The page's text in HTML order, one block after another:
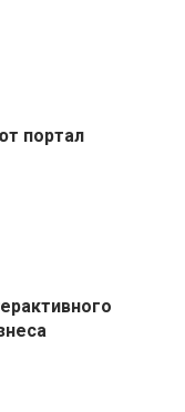
портал